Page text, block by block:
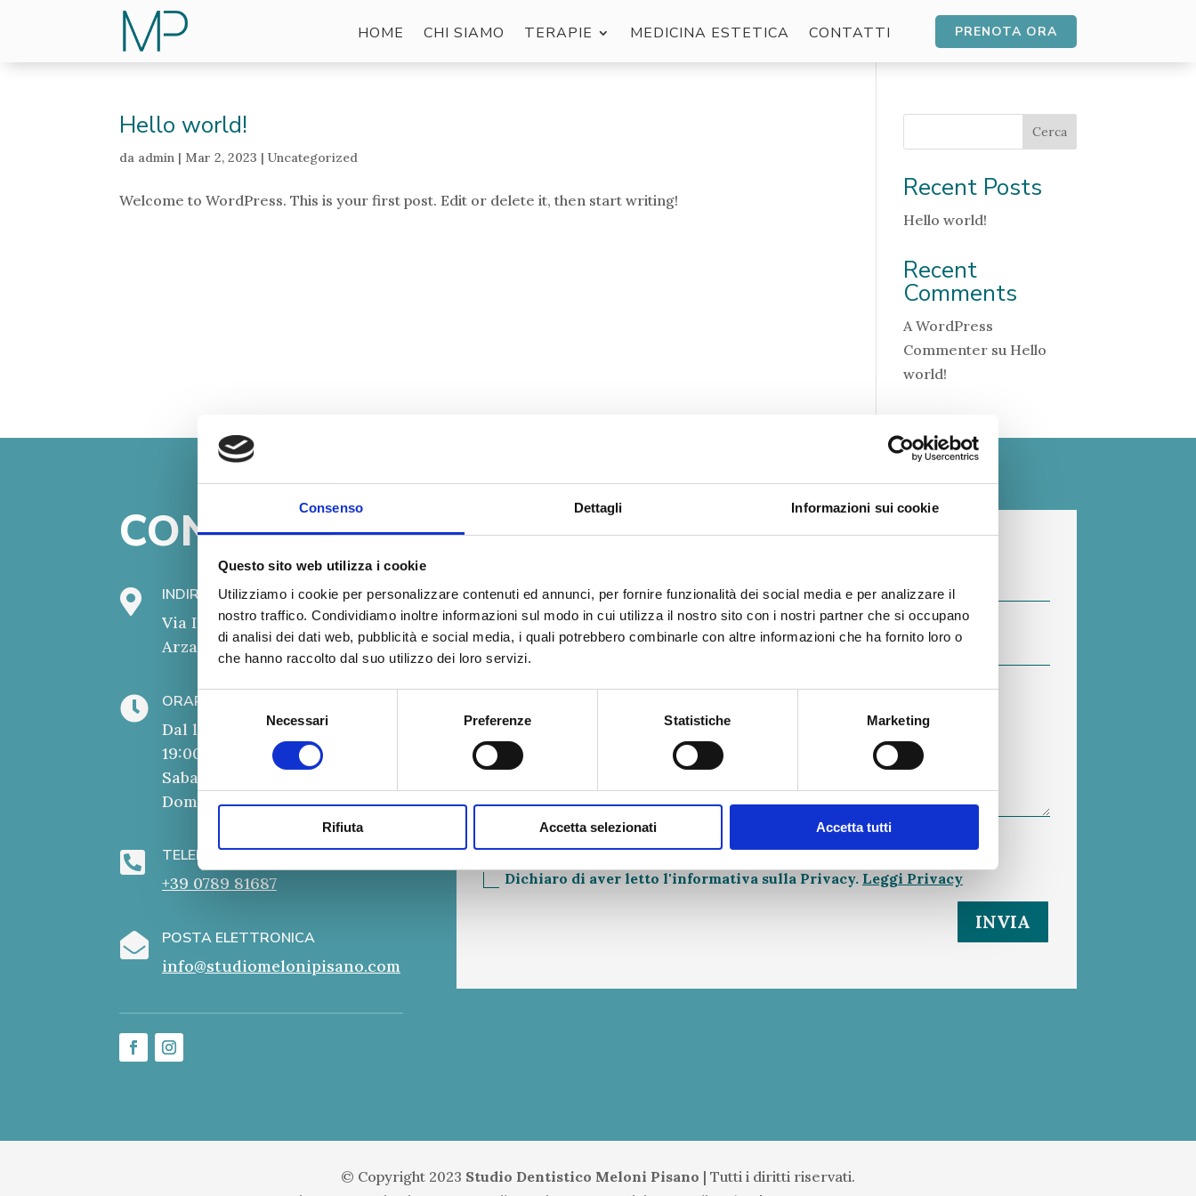
Consenso Dettagli Informazioni sui cookie
Questo sito web utilizza i cookie
Utilizziamo i cookie per personalizzare contenuti ed annunci, per fornire funzionalità dei social media e per analizzare il
nostro traffico. Condividiamo inoltre informazioni sul modo in cui utilizza il nostro sito con i nostri partner che si occupano
di analisi dei dati web, pubblicità e social media, i quali potrebbero combinarle con altre informazioni che ha fornito loro o
che hanno raccolto dal suo utilizzo dei loro servizi.
Selezione
Necessari Preferenze Statistiche Marketing
Rifiuta Accetta selezionati Accetta tutti
HOME CHI SIAMO TERAPIE MEDICINA ESTETICA CONTATTI PRENOTA ORA
Hello world!
da admin | Mar 2, 2023 |Uncategorized
Welcome to WordPress. This is your first post. Edit or delete it, then start writing!
Cerca
Recent Posts
Hello world!
Recent
Comments
A WordPress
Commenter su Hello
world!
CONTATTI
 INDIRIZZO SEDE
Via Ippolito Nievo, 07021
Arzachena SS
 ORARIO
Dal lunedì al venerdì: 10:00 –
19:00
Sabato: 9:00 - 15:00
Domenica: Chiuso
 TELEFONO
+39 0789 81687
 POSTA ELETTRONICA
info@studiomelonipisano.com
GDPR
Dichiaro di aver letto l'informativa sulla Privacy. Leggi Privacy
INVIA
© Copyright 2023 Studio Dentistico Meloni Pisano | Tutti i diritti riservati.